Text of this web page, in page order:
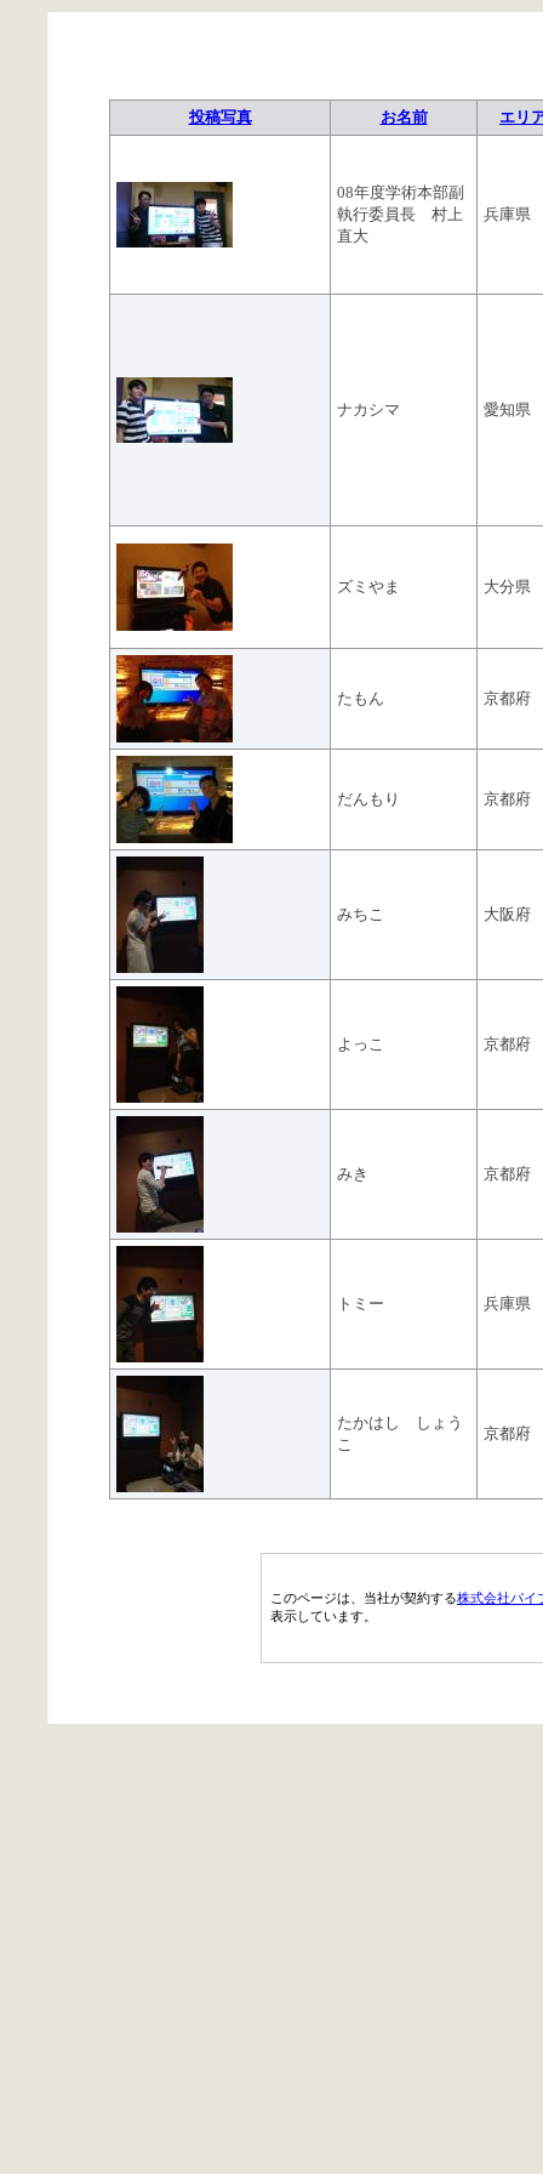
投稿写真 お名前 エリ
08年度学術本部副
執行委員長 村上
直大
兵庫県
ナカシマ 愛知県
ズミやま 大分県
たもん 京都府
だんもり 京都府
みちこ 大阪府
よっこ 京都府
みき 京都府
トミー 兵庫県
たかはし しょう
こ
京都府
このページは、当社が契約する株式会社パイ
表示しています。